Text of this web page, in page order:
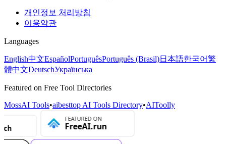
개인정보 처리방침
이용약관
Languages
English中文EspañolPortuguêsPortuguês (Brasil)日本語한국어繁
體中文DeutschУкраїнська
Featured on Free Tool Directories
MossAI Tools•aibesttop AI Tools Directory•AIToolly